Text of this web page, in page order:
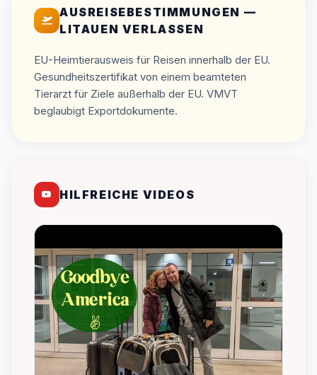
AUSREISEBESTIMMUNGEN —
LITAUEN VERLASSEN
EU-Heimtierausweis für Reisen innerhalb der EU.
Gesundheitszertifikat von einem beamteten
Tierarzt für Ziele außerhalb der EU. VMVT
beglaubigt Exportdokumente.
HILFREICHE VIDEOS